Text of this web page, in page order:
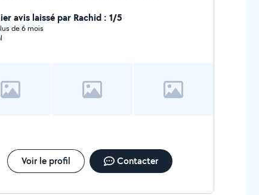
avis laissé par Rachid : 1/5
de 6 mois
Voir le profil Contacter